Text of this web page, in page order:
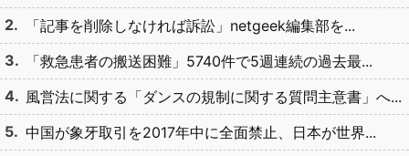
「記事を削除しなければ訴訟」netgeek編集部を...
「救急患者の搬送困難」5740件で5週連続の過去最...
風営法に関する「ダンスの規制に関する質問主意書」へ...
中国が象牙取引を2017年中に全面禁止、日本が世界...